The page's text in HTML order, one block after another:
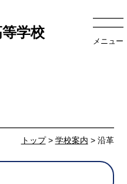
学校
メニュー
トップ> 学校案内 > 沿革